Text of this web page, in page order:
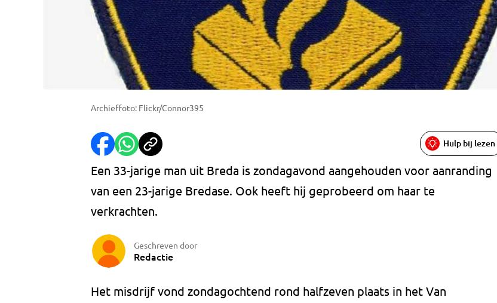
Archieffoto: Flickr/Connor395
Hulp bij lezen
Een 33-jarige man uit Breda is zondagavond aangehouden voor aanranding
van een 23-jarige Bredase. Ook heeft hij geprobeerd om haar te
verkrachten.
Geschreven door
Redactie
Het misdrijf vond zondagochtend rond halfzeven plaats in het Van